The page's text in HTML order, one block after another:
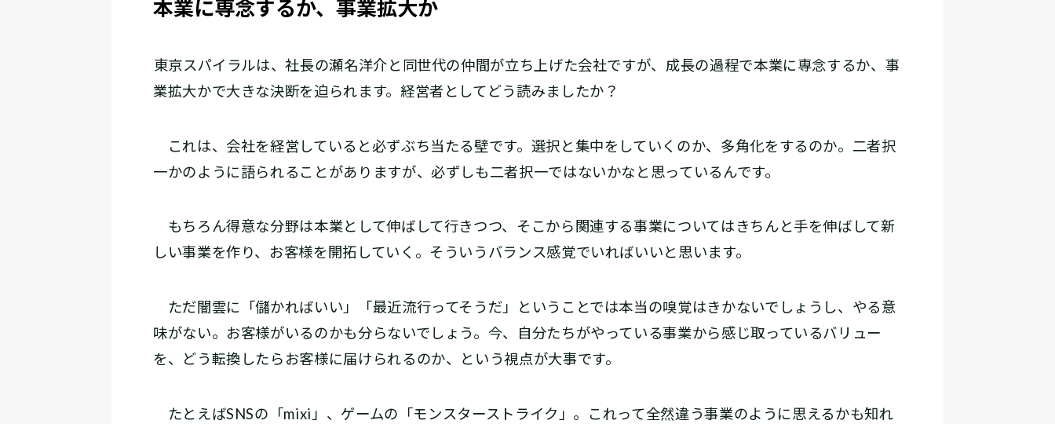
本業に専念するか、事業拡大か
――東京スパイラルは、社長の瀬名洋介と同世代の仲間が立ち上げた会社ですが、成長の過程で本業に専念するか、事
業拡大かで大きな決断を迫られます。経営者としてどう読みましたか？
これは、会社を経営していると必ずぶち当たる壁です。選択と集中をしていくのか、多角化をするのか。二者択
一かのように語られることがありますが、必ずしも二者択一ではないかなと思っているんです。
もちろん得意な分野は本業として伸ばして行きつつ、そこから関連する事業についてはきちんと手を伸ばして新
しい事業を作り、お客様を開拓していく。そういうバランス感覚でいればいいと思います。
ただ闇雲に「儲かればいい」「最近流行ってそうだ」ということでは本当の嗅覚はきかないでしょうし、やる意
味がない。お客様がいるのかも分らないでしょう。今、自分たちがやっている事業から感じ取っているバリュー
を、どう転換したらお客様に届けられるのか、という視点が大事です。
たとえばSNSの「mixi」、ゲームの「モンスターストライク」。これって全然違う事業のように思えるかも知れ